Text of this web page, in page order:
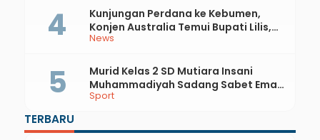
News
Kunjungan Perdana ke Kebumen,
Konjen Australia Temui Bupati Lilis,
Ini yang Dibahas
Sport
Murid Kelas 2 SD Mutiara Insani
Muhammadiyah Sadang Sabet Emas
dan Perak di Kejurda Tapak Suci
TERBARU